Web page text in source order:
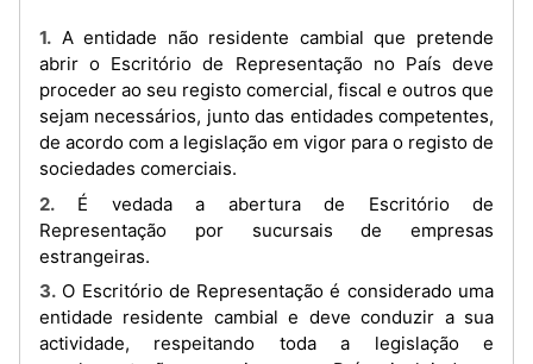
1. A entidade não residente cambial que pretende
abrir o Escritório de Representação no País deve
proceder ao seu registo comercial, fiscal e outros que
sejam necessários, junto das entidades competentes,
de acordo com a legislação em vigor para o registo de
sociedades comerciais.
2. É vedada a abertura de Escritório de
Representação por sucursais de empresas
estrangeiras.
3. O Escritório de Representação é considerado uma
entidade residente cambial e deve conduzir a sua
actividade, respeitando toda a legislação e